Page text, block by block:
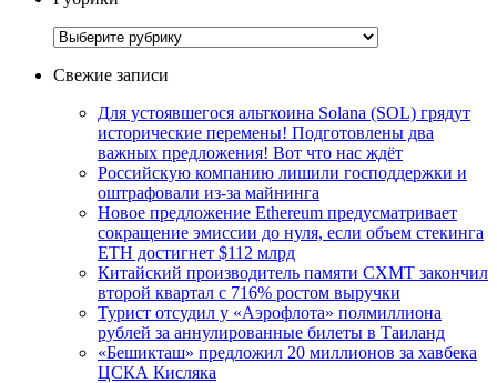
Рубрики
Свежие записи
Для устоявшегося альткоина Solana (SOL) грядут
исторические перемены! Подготовлены два
важных предложения! Вот что нас ждёт
Российскую компанию лишили господдержки и
оштрафовали из-за майнинга
Новое предложение Ethereum предусматривает
сокращение эмиссии до нуля, если объем стекинга
ETH достигнет $112 млрд
Китайский производитель памяти CXMT закончил
второй квартал с 716% ростом выручки
Турист отсудил у «Аэрофлота» полмиллиона
рублей за аннулированные билеты в Таиланд
«Бешикташ» предложил 20 миллионов за хавбека
ЦСКА Кисляка